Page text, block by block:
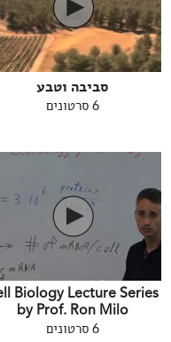
סביבה וטבע
6 סרטונים
Biology Lecture Series
by Prof. Ron Milo
6 סרטונים